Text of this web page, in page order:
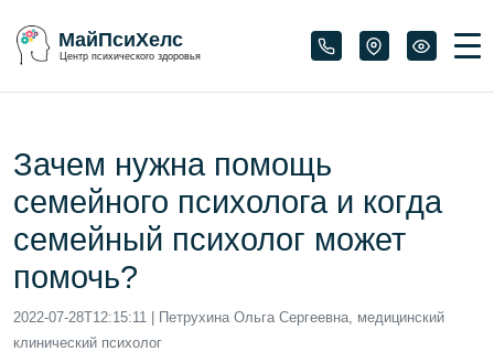
МайПсиХелс
Центр психического здоровья
Зачем нужна помощь
семейного психолога и когда
семейный психолог может
помочь?
2022-07-28T12:15:11
| Петрухина Ольга Сергеевна, медицинский
клинический психолог